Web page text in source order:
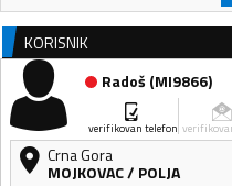
KORISNIK
Radoš (MI9866)
verifikovan telefon
Crna Gora
MOJKOVAC/ POLJA